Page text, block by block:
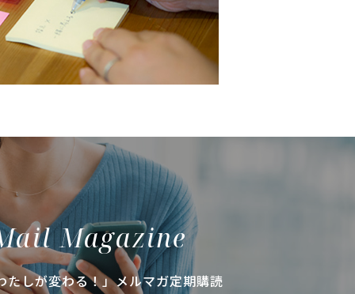
Magazine
たしが変わる！」メルマガ定期購読